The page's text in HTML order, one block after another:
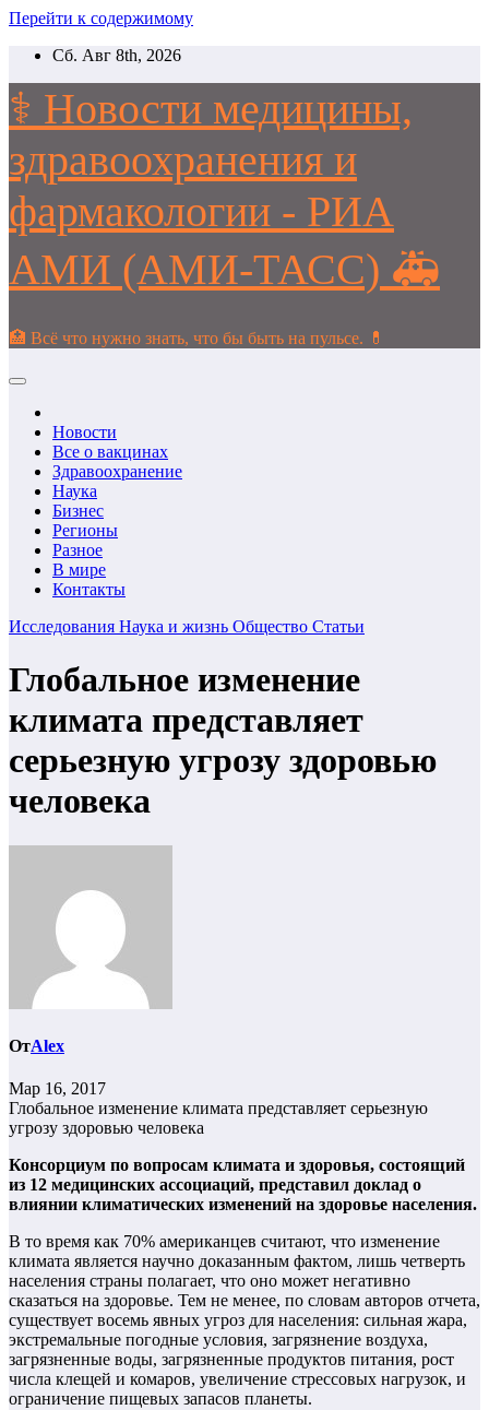
Перейти к содержимому
Сб. Авг 8th, 2026
⚕️ Новости медицины,
здравоохранения и
фармакологии - РИА
АМИ (АМИ-ТАСС) 🚑
🏥 Всё что нужно знать, что бы быть на пульсе. 💊
Новости
Все о вакцинах
Здравоохранение
Наука
Бизнес
Регионы
Разное
В мире
Контакты
Исследования Наука и жизнь Общество Статьи
Глобальное изменение
климата представляет
серьезную угрозу здоровью
человека
ОтAlex
Мар 16, 2017
Глобальное изменение климата представляет серьезную
угрозу здоровью человека
Консорциум по вопросам климата и здоровья, состоящий
из 12 медицинских ассоциаций, представил доклад о
влиянии климатических изменений на здоровье населения.
В то время как 70% американцев считают, что изменение
климата является научно доказанным фактом, лишь четверть
населения страны полагает, что оно может негативно
сказаться на здоровье. Тем не менее, по словам авторов отчета,
существует восемь явных угроз для населения: сильная жара,
экстремальные погодные условия, загрязнение воздуха,
загрязненные воды, загрязненные продуктов питания, рост
числа клещей и комаров, увеличение стрессовых нагрузок, и
ограничение пищевых запасов планеты.